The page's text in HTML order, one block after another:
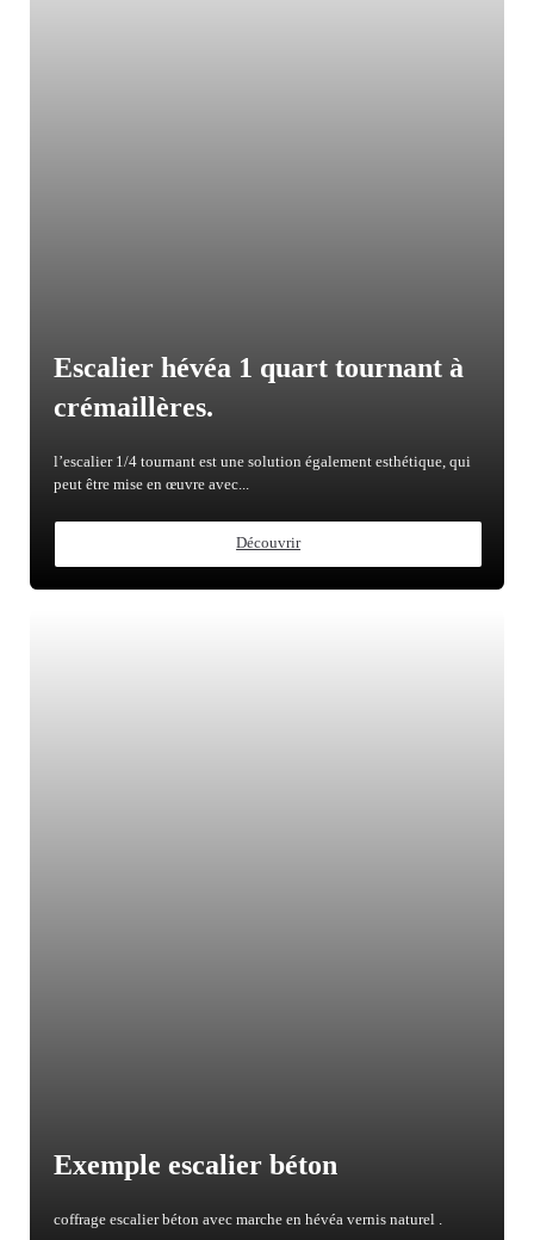
Escalier hévéa 1 quart tournant à
crémaillères.
l’escalier 1/4 tournant est une solution également esthétique, qui
peut être mise en œuvre avec...
Découvrir
Exemple escalier béton
coffrage escalier béton avec marche en hévéa vernis naturel .